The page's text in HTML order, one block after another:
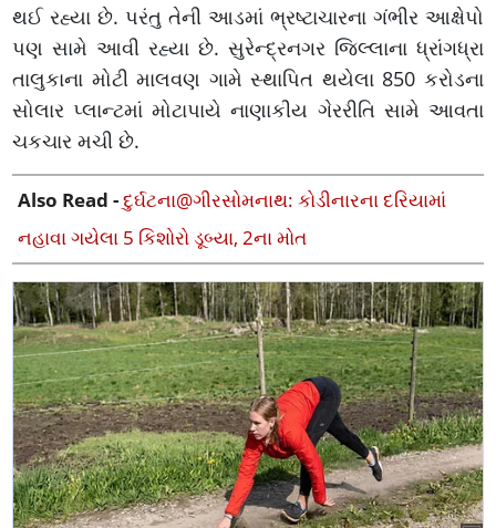
થઈ રહ્યા છે. પરંતુ તેની આડમાં ભ્રષ્ટાચારના ગંભીર આક્ષેપો
પણ સામે આવી રહ્યા છે. સુરેન્દ્રનગર જિલ્લાના ધ્રાંગધ્રા
તાલુકાના મોટી માલવણ ગામે સ્થાપિત થયેલા 850 કરોડના
સોલાર પ્લાન્ટમાં મોટાપાયે નાણાકીય ગેરરીતિ સામે આવતા
ચકચાર મચી છે.
Also Read -દુર્ઘટના@ગીરસોમનાથ: કોડીનારના દરિયામાં
નહાવા ગયેલા 5 કિશોરો ડૂબ્યા, 2ના મોત